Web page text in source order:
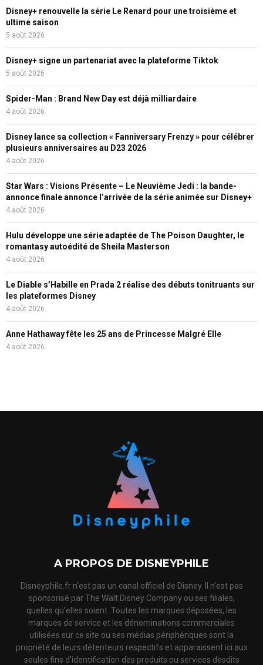
Disney+ renouvelle la série Le Renard pour une troisième et
ultime saison
5 août 2026
Disney+ signe un partenariat avec la plateforme Tiktok
5 août 2026
Spider-Man : Brand New Day est déjà milliardaire
4 août 2026
Disney lance sa collection « Fanniversary Frenzy » pour célébrer
plusieurs anniversaires au D23 2026
4 août 2026
Star Wars : Visions Présente – Le Neuvième Jedi : la bande-
annonce finale annonce l’arrivée de la série animée sur Disney+
4 août 2026
Hulu développe une série adaptée de The Poison Daughter, le
romantasy autoédité de Sheila Masterson
4 août 2026
Le Diable s’Habille en Prada 2 réalise des débuts tonitruants sur
les plateformes Disney
4 août 2026
Anne Hathaway fête les 25 ans de Princesse Malgré Elle
4 août 2026
A PROPOS DE DISNEYPHILE
Disneyphile.fr n'est pas un canal officiel de Disney. Il n'est pas
sponsorisé par The Walt Disney Company ou ses filiales,
quelles qu'elles soient. Toutes les marques déposées, les
marques de service et les dénominations commerciales
utilisées sur ce site ou ses médias périphériques sont la
propriété de leurs détenteurs respectifs et apparaissent ici aux
seules fins d'identification des produits ou services desdits